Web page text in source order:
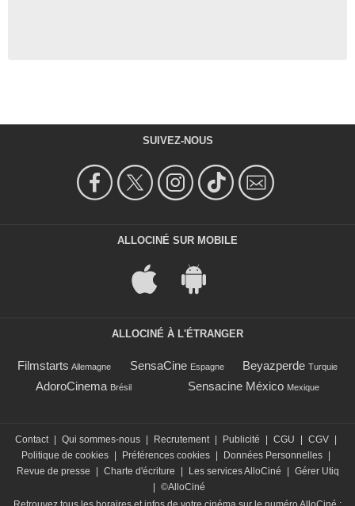
SUIVEZ-NOUS
ALLOCINÉ SUR MOBILE
ALLOCINÉ À L'ÉTRANGER
Filmstarts Allemagne SensaCine Espagne Beyazperde Turquie
AdoroCinema Brésil Sensacine México Mexique
Contact Qui sommes-nous Recrutement Publicité CGU CGV
Politique de cookies
Préférences cookies Données Personnelles
Revue de presse
Charte d'écriture Les services AlloCiné
Gérer Utiq
©AlloCiné